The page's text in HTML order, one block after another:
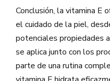
Conclusión, la vitamina E
el cuidado de la piel,
potenciales propiedades
se aplica junto con los
parte de una rutina